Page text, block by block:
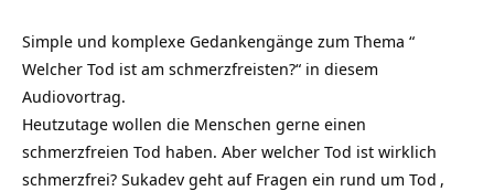
Simple und komplexe Gedankengänge zum Thema “
Welcher Tod ist am schmerzfreisten?“ in diesem
Audiovortrag.
Heutzutage wollen die Menschen gerne einen
schmerzfreien Tod haben. Aber welcher Tod ist wirklich
schmerzfrei? Sukadev geht auf Fragen ein rund um Tod ,